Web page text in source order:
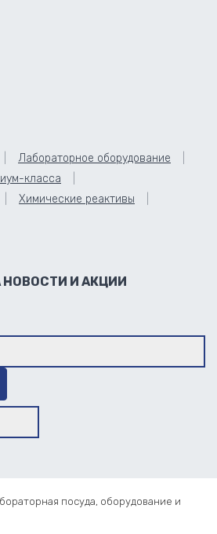
Лабораторное оборудование
класса
Химические реактивы
И АКЦИИ
посуда, оборудование и